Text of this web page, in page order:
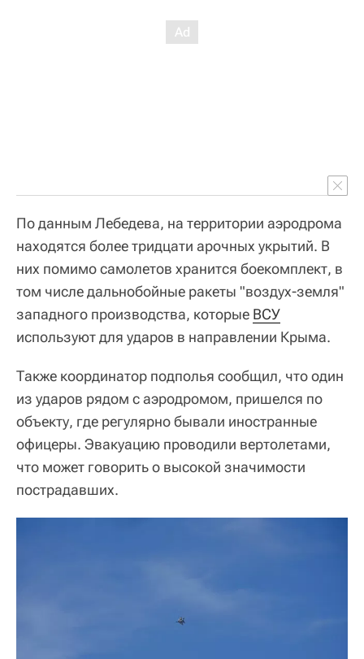
По данным Лебедева, на территории аэродрома
находятся более тридцати арочных укрытий. В
них помимо самолетов хранится боекомплект, в
том числе дальнобойные ракеты "воздух-земля"
западного производства, которые ВСУ
используют для ударов в направлении Крыма.
Также координатор подполья сообщил, что один
из ударов рядом с аэродромом, пришелся по
объекту, где регулярно бывали иностранные
офицеры. Эвакуацию проводили вертолетами,
что может говорить о высокой значимости
пострадавших.